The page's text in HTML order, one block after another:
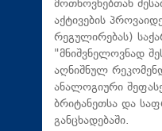
მოთხოვნებთან
აქტივების
რეგულირებას)
"მნიშვნელოვნად
აღნიშნულ
ანალოგიური
ბრიტანეთსა და
განცხადებაში.